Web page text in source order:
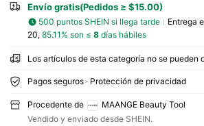
Envío gratis(Pedidos ≥ $15.00)
500 puntos SHEIN si llega tarde Entrega
20, 85.11% son ≤ 8días hábiles
Los artículos de esta categoría no se pueden
Pagos seguros · Protección de privacidad
Procedente de
MAANGE Beauty Tool
Vendido y enviado desde SHEIN.